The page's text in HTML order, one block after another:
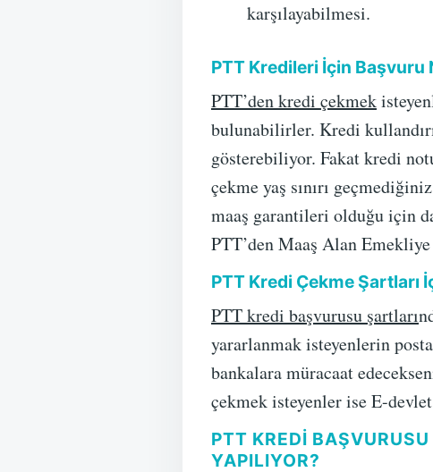
karşılayabilmesi.
PTT Kredileri İçin Başvuru
PTT’den kredi çekmek
bulunabilirler. Kredi
gösterebiliyor. Fakat kredi
çekme yaş sınırı
maaş garantileri olduğu için
PTT’den Maaş Alan
PTT Kredi Çekme Şartları
PTT kredi başvurusu şartları
yararlanmak isteyenlerin
bankalara müracaat
çekmek isteyenler ise E-
PTT KREDI
YAPILIYOR?